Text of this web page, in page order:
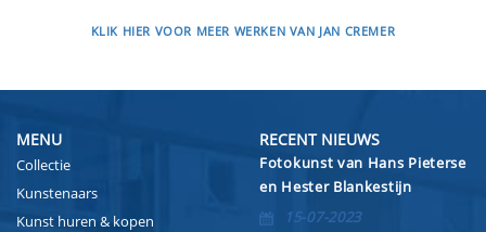
KLIK HIER VOOR MEER WERKEN VAN JAN CREMER
MENU
Collectie
Kunstenaars
Kunst huren & kopen
RECENT NIEUWS
Fotokunst van Hans Pieterse
en Hester Blankestijn
15-07-2023